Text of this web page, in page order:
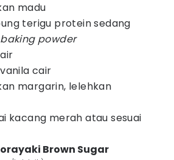
madu
terigu protein sedang
baking powder
cair
margarin, lelehkan
kacang merah atau sesuai
Brown Sugar